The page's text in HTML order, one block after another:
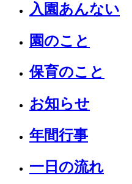
入園あんない
園のこと
保育のこと
お知らせ
年間行事
一日の流れ